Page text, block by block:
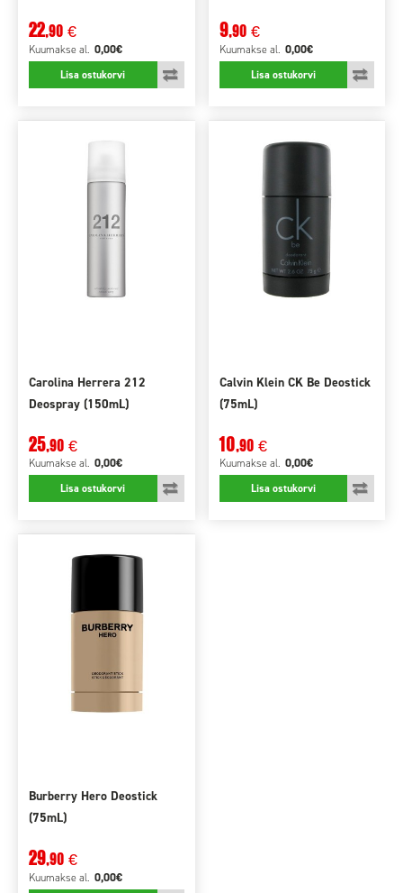
22,90 €
Kuumakse al. 0,00€
Lisa ostukorvi
9,90 €
Kuumakse al. 0,00€
Lisa ostukorvi
Carolina Herrera 212
Deospray (150mL)
25,90 €
Kuumakse al. 0,00€
Lisa ostukorvi
Calvin Klein CK Be Deostick
(75mL)
10,90 €
Kuumakse al. 0,00€
Lisa ostukorvi
Burberry Hero Deostick
(75mL)
29,90 €
Kuumakse al. 0,00€